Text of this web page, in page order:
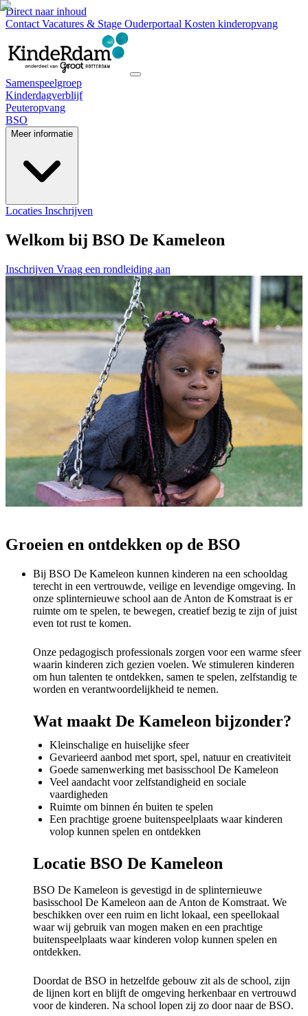
Direct naar inhoud
Contact Vacatures & Stage Ouderportaal Kosten kinderopvang
Samenspeelgroep
Kinderdagverblijf
Peuteropvang
BSO
Meer informatie
Locaties Inschrijven
Welkom bij BSO De Kameleon
Inschrijven Vraag een rondleiding aan
Groeien en ontdekken op de BSO
Bij BSO De Kameleon kunnen kinderen na een schooldag
terecht in een vertrouwde, veilige en levendige omgeving. In
onze splinternieuwe school aan de Anton de Komstraat is er
ruimte om te spelen, te bewegen, creatief bezig te zijn of juist
even tot rust te komen.
Onze pedagogisch professionals zorgen voor een warme sfeer
waarin kinderen zich gezien voelen. We stimuleren kinderen
om hun talenten te ontdekken, samen te spelen, zelfstandig te
worden en verantwoordelijkheid te nemen.
Wat maakt De Kameleon bijzonder?
Kleinschalige en huiselijke sfeer
Gevarieerd aanbod met sport, spel, natuur en creativiteit
Goede samenwerking met basisschool De Kameleon
Veel aandacht voor zelfstandigheid en sociale
vaardigheden
Ruimte om binnen én buiten te spelen
Een prachtige groene buitenspeelplaats waar kinderen
volop kunnen spelen en ontdekken
Locatie BSO De Kameleon
BSO De Kameleon is gevestigd in de splinternieuwe
basisschool De Kameleon aan de Anton de Komstraat. We
beschikken over een ruim en licht lokaal, een speellokaal
waar wij gebruik van mogen maken en een prachtige
buitenspeelplaats waar kinderen volop kunnen spelen en
ontdekken.
Doordat de BSO in hetzelfde gebouw zit als de school, zijn
de lijnen kort en blijft de omgeving herkenbaar en vertrouwd
voor de kinderen. Na school lopen zij zo door naar de BSO.